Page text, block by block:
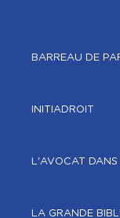
BARREAU DE
INITIADROIT
L'AVOCAT
LA GRANDE